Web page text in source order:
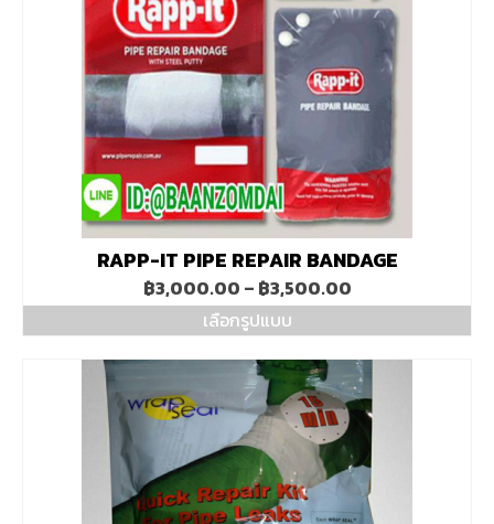
RAPP-IT PIPE REPAIR BANDAGE
฿3,000.00 – ฿3,500.00Price
range:
฿3,000.00
฿3,500.00
เลือกรูปแบบ
product
has
multiple
variants.
The
options
may
be